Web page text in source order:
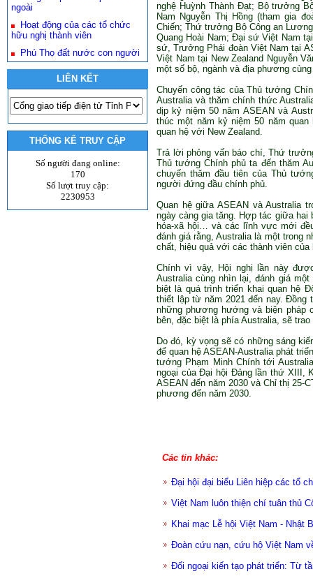
ngoài
Hoạt động của các tổ chức
hữu nghị thành viên
Phú Thọ đất nước con người
LIÊN KẾT
THỐNG KÊ TRUY CẬP
Số người đang online:
170
Số lượt truy cập:
2230953
nghệ Huỳnh Thành Đạt; Bộ trưởng
Nam Nguyễn Thị Hồng (tham gia
Chiến; Thứ trưởng Bộ Công an
Quang Hoài Nam; Đại sứ Việt Nam
sứ, Trưởng Phái đoàn Việt Nam tại
Việt Nam tại New Zealand Nguyễn
một số bộ, ngành và địa phương
Chuyến công tác của Thủ tướng
Australia và thăm chính thức
dịp kỷ niệm 50 năm ASEAN và
thúc một năm kỷ niệm 50 năm
quan hệ với New Zealand.
Trả lời phỏng vấn báo chí, Thứ
Thủ tướng Chính phủ ta đến thăm
chuyến thăm đầu tiên của Thủ
người đứng đầu chính phủ.
Quan hệ giữa ASEAN và Australia
ngày càng gia tăng. Hợp tác giữa
hóa-xã hội… và các lĩnh vực mới
đánh giá rằng, Australia là một trong
chất, hiệu quả với các thành viên của
Chính vì vậy, Hội nghị lần này
Australia cùng nhìn lại, đánh giá
biệt là quá trình triển khai quan hệ
thiết lập từ năm 2021 đến nay. Đồng
những phương hướng và biện pháp
bên, đặc biệt là phía Australia, sẽ
Do đó, kỳ vọng sẽ có những sáng
để quan hệ ASEAN-Australia phát
tướng Phạm Minh Chính tới
ngoại của Đại hội Đảng lần thứ XIII,
ASEAN đến năm 2030 và Chỉ thị 25-
phương đến năm 2030.
Các tin khác:
Đại hội đại biểu Liên hiệp các tổ
Việt Nam luôn thiện chí tuân thủ
Khai mạc Lễ hội Việt Nam - Nhật
Đoàn cứu nạn, cứu hộ Việt Nam
Đối ngoại kiến tạo phát triển: Từ